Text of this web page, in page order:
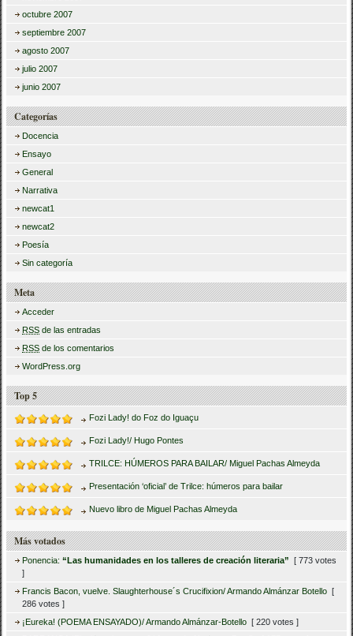
octubre 2007
septiembre 2007
agosto 2007
julio 2007
junio 2007
Categorías
Docencia
Ensayo
General
Narrativa
newcat1
newcat2
Poesía
Sin categoría
Meta
Acceder
RSS de las entradas
RSS de los comentarios
WordPress.org
Top 5
Fozi Lady! do Foz do Iguaçu
Fozi Lady!/ Hugo Pontes
TRILCE: HÚMEROS PARA BAILAR/ Miguel Pachas Almeyda
Presentación ‘oficial’ de Trilce: húmeros para bailar
Nuevo libro de Miguel Pachas Almeyda
Más votados
Ponencia:“Las humanidades en los talleres de creación literaria” [ 773 votes
]
Francis Bacon, vuelve. Slaughterhouse´s Crucifixion/ Armando Almánzar Botello [
286 votes ]
¡Eureka! (POEMA ENSAYADO)/ Armando Almánzar-Botello [ 220 votes ]